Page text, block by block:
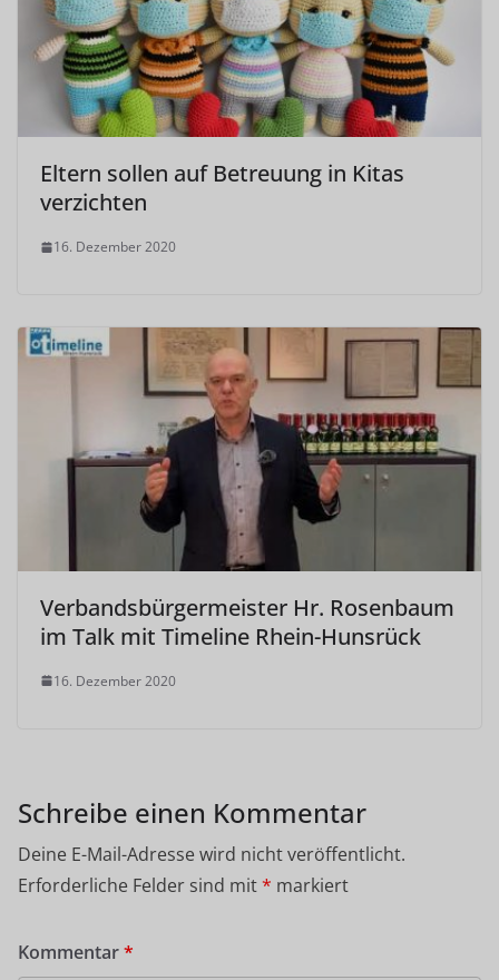
Eltern sollen auf Betreuung in Kitas
verzichten
16. Dezember 2020
Verbandsbürgermeister Hr. Rosenbaum
im Talk mit Timeline Rhein-Hunsrück
16. Dezember 2020
Schreibe einen Kommentar
Deine E-Mail-Adresse wird nicht veröffentlicht.
Erforderliche Felder sind mit* markiert
Kommentar*